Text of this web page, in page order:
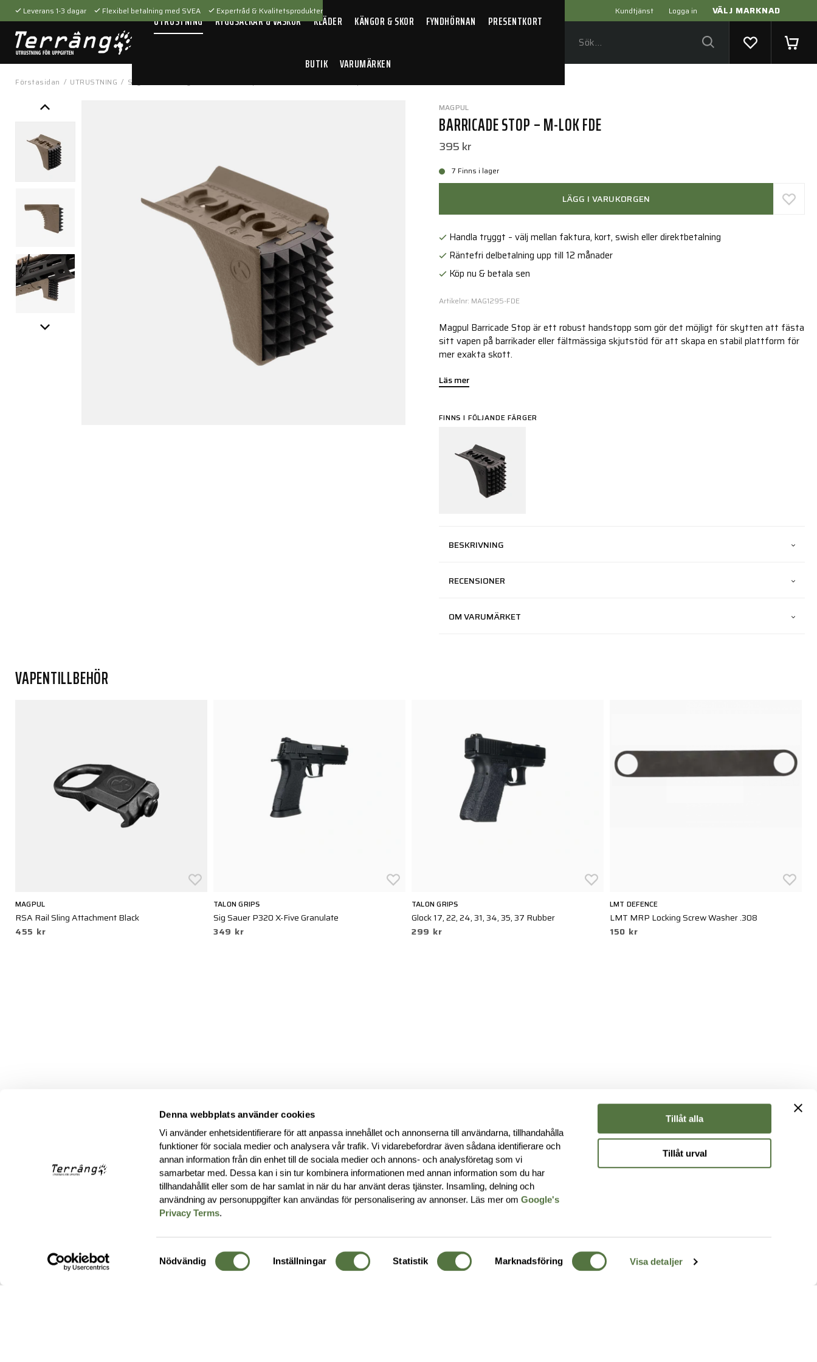
Denna webbplats använder cookies
Vi använder enhetsidentifierare för att anpassa innehållet och annonserna till användarna, tillhandahålla
funktioner för sociala medier och analysera vår trafik. Vi vidarebefordrar även sådana identifierare och
annan information från din enhet till de sociala medier och annons- och analysföretag som vi
samarbetar med. Dessa kan i sin tur kombinera informationen med annan information som du har
tillhandahållit eller som de har samlat in när du har använt deras tjänster. Insamling, delning och
användning av personuppgifter kan användas för personalisering av annonser. Läs mer omGoogle's
Privacy Terms.
Samtyckesval
Nödvändig Inställningar Statistik Marknadsföring Visa detaljer
Tillåt alla
Tillåt urval
Kundtjänst Logga in VÄLJ MARKNAD
Leverans 1-3 dagar Flexibel betalning med SVEA Expertråd & Kvalitetsprodukter
UTRUSTNING RYGGSÄCKAR & VÄSKOR KLÄDER KÄNGOR & SKOR FYNDHÖRNAN PRESENTKORT
BUTIK VARUMÄRKEN
Förstasidan / UTRUSTNING / Skytteutrustning
MAGPUL
BARRICADE STOP – M-LOK FDE
395 kr
7 Finns i lager
LÄGG I VARUKORGEN
Handla tryggt – välj mellan faktura, kort, swish eller direktbetalning
Räntefri delbetalning upp till 12 månader
Köp nu & betala sen
Artikelnr: MAG1295-FDE
Magpul Barricade Stop är ett robust handstopp som gör det möjligt för skytten att fästa
sitt vapen på barrikader eller fältmässiga skjutstöd för att skapa en stabil plattform för
mer exakta skott.
Läs mer
FINNS I FÖLJANDE FÄRGER
BESKRIVNING
RECENSIONER
OM VARUMÄRKET
VAPENTILLBEHÖR
MAGPUL
RSA Rail Sling Attachment Black
455 kr
TALON GRIPS
Sig Sauer P320 X-Five Granulate
349 kr
TALON GRIPS
Glock 17, 22, 24, 31, 34, 35, 37 Rubber
299 kr
LMT DEFENCE
LMT MRP Locking Screw Washer .308
150 kr